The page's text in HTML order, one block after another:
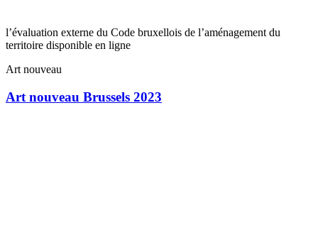
l’évaluation externe du Code bruxellois de l’aménagement du
territoire disponible en ligne
Art nouveau
Art nouveau Brussels 2023